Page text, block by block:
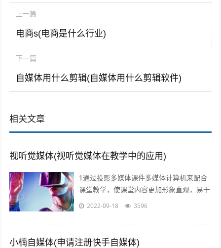
上一篇
电商s(电商是什么行业)
下一篇
自媒体用什么剪辑(自媒体用什么剪辑软件)
相关文章
视听觉媒体(视听觉媒体在教学中的应用)
1通过投影多媒体课件多媒体计算机来配合
课堂教学，使课堂内容更加形象直观，易于
师生情感交流，及时反馈和引导，从而有效
2022-09-18 3596
小楠自媒体(申请注册快手自媒体)